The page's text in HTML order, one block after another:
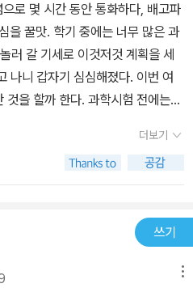
로 몇 시간 동안 통화하다, 배고파
을 꿀맛. 학기 중에는 너무 많은 과
러 갈 기세로 이것저것 계획을 세
나니 갑자기 심심해졌다. 이번 여
것을 할까 한다. 과학시험 전에는
Emily , Anne) 중 읽었지만 리뷰
한다. 샬론 브론테(Cha
레트(Villette)는 고아가 된 영국
마누엘과 사랑하지만 그는 죽고 루
사회에서 보면, 루시는 문제의식
대의 페미니즘 작품 중 하나이다.
더보기
쓰기